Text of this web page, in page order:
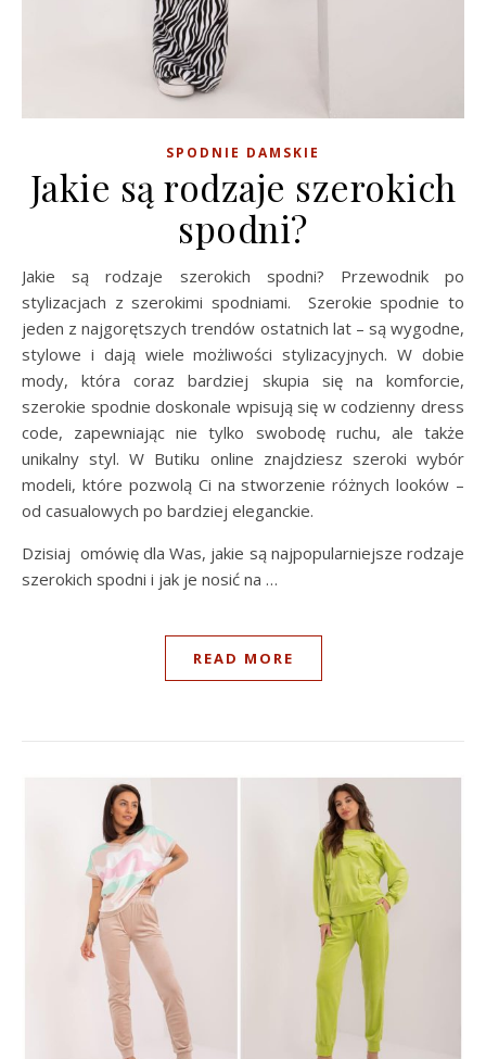
SPODNIE DAMSKIE
Jakie są rodzaje szerokich
spodni?
Jakie są rodzaje szerokich spodni? Przewodnik po
stylizacjach z szerokimi spodniami. Szerokie spodnie to
jeden z najgorętszych trendów ostatnich lat – są wygodne,
stylowe i dają wiele możliwości stylizacyjnych. W dobie
mody, która coraz bardziej skupia się na komforcie,
szerokie spodnie doskonale wpisują się w codzienny dress
code, zapewniając nie tylko swobodę ruchu, ale także
unikalny styl. W Butiku online znajdziesz szeroki wybór
modeli, które pozwolą Ci na stworzenie różnych looków –
od casualowych po bardziej eleganckie.
Dzisiaj omówię dla Was, jakie są najpopularniejsze rodzaje
szerokich spodni i jak je nosić na …
READ MORE